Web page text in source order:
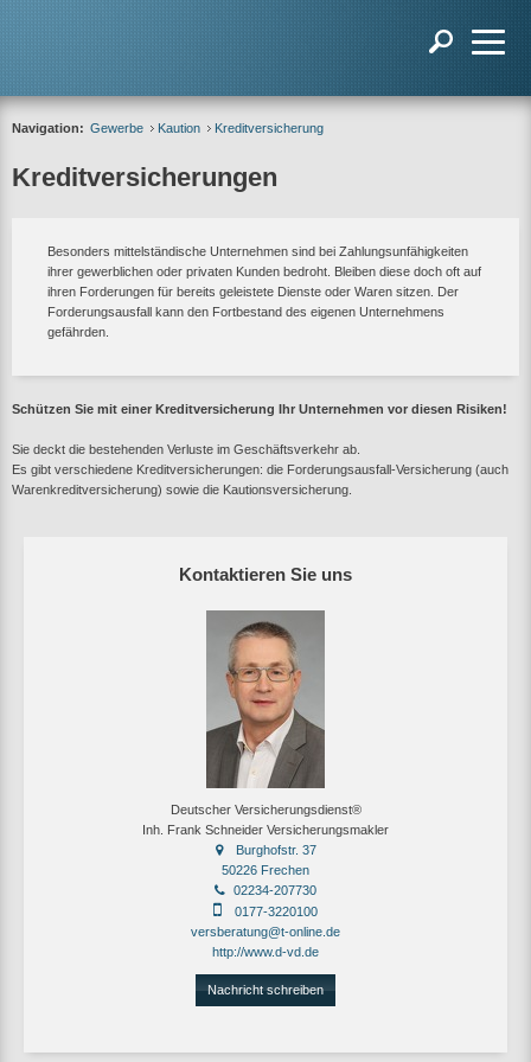
Kontaktieren Sie uns
Deutscher Versicherungsdienst®
Inh. Frank Schneider Versicherungsmakler
Burghofstr. 37
50226 Frechen
02234-207730
0177-3220100
versberatung@t-online.de
http://www.d-vd.de
Nachricht schreiben
Navigation: Gewerbe Kaution Kreditversicherung
Kreditversicherungen
Besonders mittelständische Unternehmen sind bei Zahlungsunfähigkeiten
ihrer gewerblichen oder privaten Kunden bedroht. Bleiben diese doch oft auf
ihren Forderungen für bereits geleistete Dienste oder Waren sitzen. Der
Forderungsausfall kann den Fortbestand des eigenen Unternehmens
gefährden.
Schützen Sie mit einer Kreditversicherung Ihr Unternehmen vor diesen Risiken!
Sie deckt die bestehenden Verluste im Geschäftsverkehr ab.
Es gibt verschiedene Kreditversicherungen: die Forderungsausfall-Versicherung (auch
Warenkreditversicherung) sowie die Kautionsversicherung.